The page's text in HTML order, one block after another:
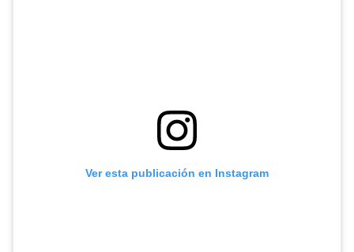
Ver esta publicación en Instagram